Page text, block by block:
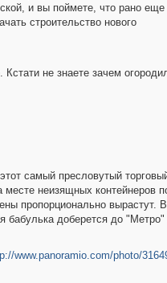
и вы поймете, что рано еще
строительство нового
не знаете зачем
самый пресловутый
неизящных контейнеров
пропорционально вырастут.
бабулька доберется до
www.panoramio.com/photo/